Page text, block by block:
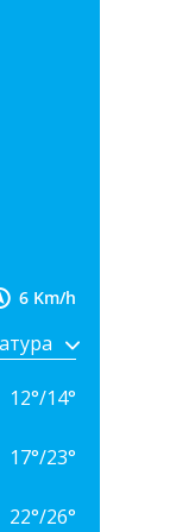
6 Km/h
12°/14°
17°/23°
22°/26°